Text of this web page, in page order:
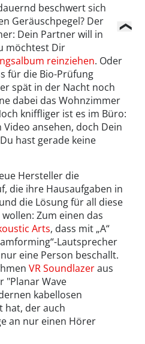
beschwert sich
Geräuschpegel? Der
Dein Partner will in
möchtest Dir
reinziehen. Oder
für die Bio-Prüfung
spät in der Nacht noch
dabei das Wohnzimmer
kniffliger ist es im Büro:
ansehen, doch Dein
hast gerade keine
Hersteller die
die ihre Hausaufgaben in
die Lösung für all diese
Zum einen das
Arts, dass mit „A“
Lautsprecher
eine Person beschallt.
VR Soundlazeraus
"Planar Wave
kabellosen
hat, der auch
an nur einen Hörer